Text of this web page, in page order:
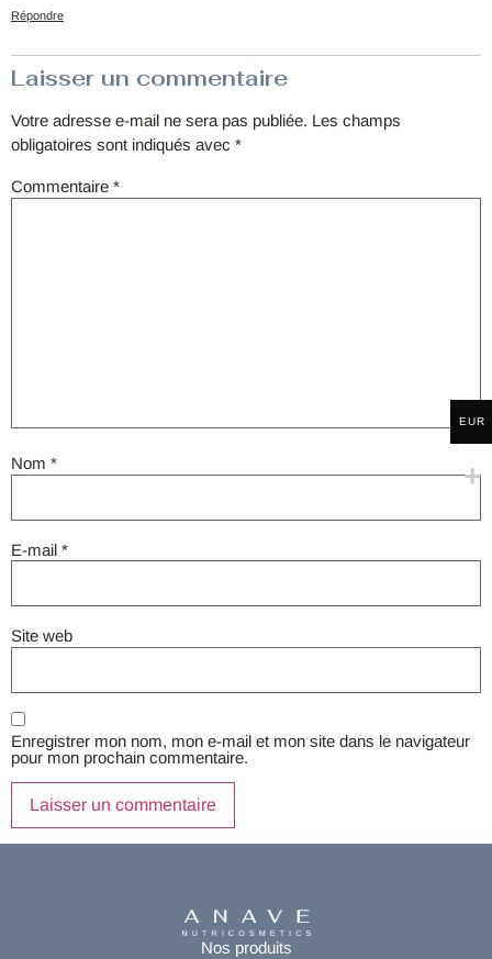
Répondre
Laisser un commentaire
Votre adresse e-mail ne sera pas publiée. Les champs
obligatoires sont indiqués avec *
Commentaire *
Nom *
E-mail *
Site web
Enregistrer mon nom, mon e-mail et mon site dans le navigateur
pour mon prochain commentaire.
Nos produits
EUR